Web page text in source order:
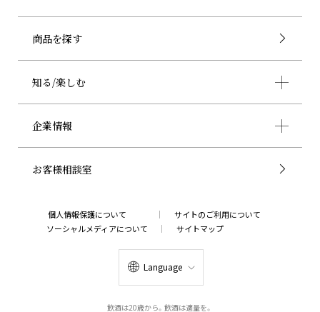
商品を探す
知る/楽しむ
企業情報
お客様相談室
個人情報保護について
サイトのご利用について
ソーシャルメディアについて
サイトマップ
Language
飲酒は20歳から。飲酒は適量を。